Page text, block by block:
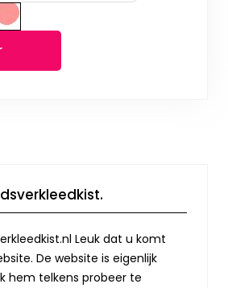
Leuk dat u komt
De website is eigenlijk
hem telkens probeer te